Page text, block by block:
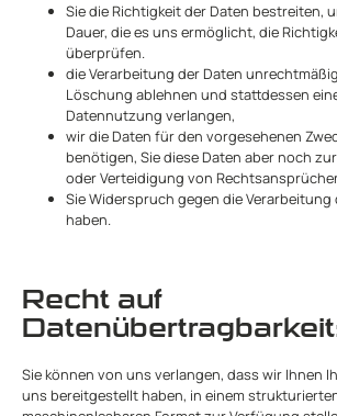
Sie die Richtigkeit der Daten bestreiten,
Dauer, die es uns ermöglicht, die
überprüfen.
die Verarbeitung der Daten
Löschung ablehnen und stattdessen
Datennutzung verlangen,
wir die Daten für den vorgesehenen
benötigen, Sie diese Daten aber noch
oder Verteidigung von
Sie Widerspruch gegen die
haben.
Recht auf
Sie können von uns verlangen, dass wir Ihnen
uns bereitgestellt haben, in einem